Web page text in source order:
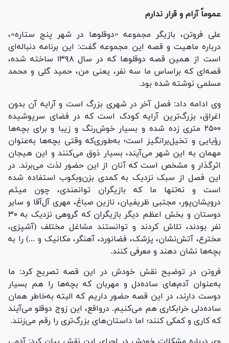
عموماً آرام و قرار ندارم
علی فروتن، بازیگر مجموعه «دوقلو‌ها در شهر پنج ستاره»،
درباره ماهیت و قصه این مجموعه گفت: این برنامه دنباله‌ای
است از همین قصه دوقلو‌ها که در سال ۱۳۹۸ ساخته شده،
قصه‌ای که براساس ما سه نفر، یعنی من، حمید گلی و محمد
مسلمی نوشته شده بود.
وی ادامه داد: فصل آخر در شهری بزرگ است و آرایه آن بدون
اغراق، بزرگ‌ترین آرایه کودک است که در فضای سرپوشیده
۲۵۰۰ متری زده شده و بسیار خوش‌رنگ و زیبا و برای بچه‌ها
رؤیایی و تخیل‌برانگیز است؛ به‌طوری‌که وقتی بچه‌ها به‌عنوان
مهمان به این شهر می‌آیند، بسیار ذوق می‌کنند و این هیجان
اثرگذار و مشخص است که آنان از این حضور لذت می‌برند. در
این فصل از سبک نزدیک به کمدی بزن‌وبکوب استفاده شده
است و نه‌تنها ما که بازیگران توانمندی، چون میثم
درویشان‌پور، مجتبی ظریفیان، نازین صباغ، مهری آل‌آقا و سایر
دوستان و بخش اعظم دیگر بازیگران که گروهی نزدیک به ۳۰
نفر بودند، تلاش کردند و توانستند مشاغل مختلف (آشپزی،
مخترع، آتش‌نشان، پزشک، فضانورد، آهنگر، مکانیک و ...) را به
بچه‌ها نشان دهند و معرفی کنند.
فروتن در توضیح نقش خودش در این قصه تصریح کرد: ما
به‌عنوان آدم‌های ساده‌دل و مهربان که بچه‌ها را هم بسیار
دوست دارند، در این قصه حضور داریم که البته به‌خاطر همان
ساده‌دلی خرابکاری هم می‌کنیم. درواقع، این زوج دوقلو می‌آیند
که کاری و کمکی کنند؛ اما داستان‌های بزرگ‌تری را رقم می‌زنند.